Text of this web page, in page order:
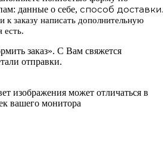
данные о себе, способ доставки.
к заказу написать дополнительную
есть.
заказ». С Вам свяжется
отправки.
изображения может отличаться в
вашего монитора